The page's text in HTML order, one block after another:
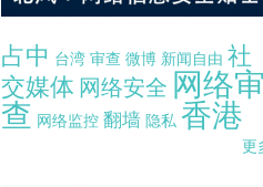
占中 台湾 审查 微博 新闻自由 社
交媒体 网络安全 网络审
查 网络监控 翻墙 隐私 香港
更